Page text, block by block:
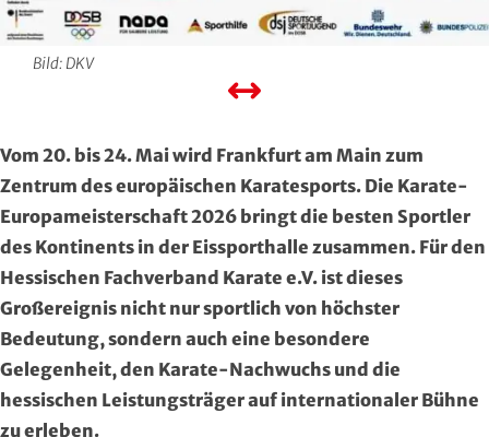
Bild: DKV
Vom 20. bis 24. Mai wird Frankfurt am Main zum
Zentrum des europäischen Karatesports. Die Karate-
Europameisterschaft 2026 bringt die besten Sportler
des Kontinents in der Eissporthalle zusammen. Für den
Hessischen Fachverband Karate e.V. ist dieses
Großereignis nicht nur sportlich von höchster
Bedeutung, sondern auch eine besondere
Gelegenheit, den Karate-Nachwuchs und die
hessischen Leistungsträger auf internationaler Bühne
zu erleben.
Region Kassel
Rheingau-Taunus
Vogelsberg
Waldeck-Frankenberg
Werra-Meißner
Wetterau
Wiesbaden
DAV
Eishockey
Fechten
Floorball
Frisbeesport
Fußball
Gehörlosen Sport